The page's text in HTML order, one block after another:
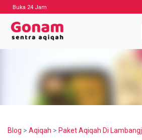
Buka 24 Jam
Blog > Aqiqah > Paket Aqiqah Di